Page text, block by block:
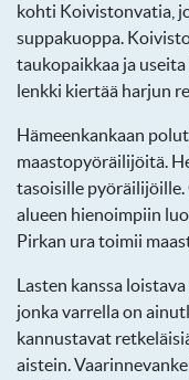
kohti Koivistonvatia,
suppakuoppa.
taukopaikkaa ja
lenkki kiertää harjun
Hämeenkankaan
maastopyöräilijöitä.
tasoisille pyöräilijöille.
alueen hienoimpiin
Pirkan ura toimii
Lasten kanssa
jonka varrella on
kannustavat
aistein.